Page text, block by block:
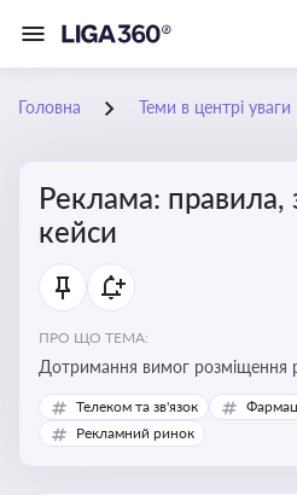
Головна Теми в центрі уваги
Реклама: правила,
кейси
ПРО ЩО ТЕМА:
Дотримання вимог розміщення
Телеком та зв'язок
Рекламний ринок